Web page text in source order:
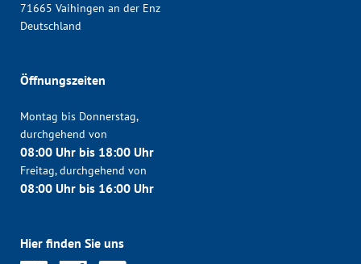
71665 Vaihingen an der Enz
Deutschland
Öffnungszeiten
Montag bis Donnerstag,
durchgehend von
08:00 Uhr bis 18:00 Uhr
Freitag, durchgehend von
08:00 Uhr bis 16:00 Uhr
Hier finden Sie uns